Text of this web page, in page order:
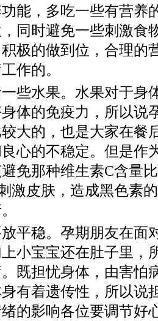
能，多吃一些有营养
同时避免一些刺激食
极的做到位，合理的
作的。
水果。水果对于身
体的免疫力，所以说
大的，也是大家在餐
心的不稳定。但是作
免那种维生素C含量
激皮肤，造成黑色素
稳。孕期朋友在面
小宝宝还在肚子里，
既担忧身体，由害怕
有着遗传性，所以说
的影响各位要调节好